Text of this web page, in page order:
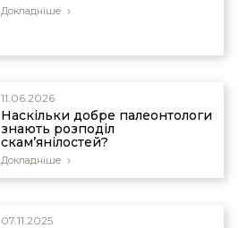
Докладніше
11.06.2026
Наскільки добре палеонтологи
знають розподіл
скам’янілостей?
Докладніше
07.11.2025